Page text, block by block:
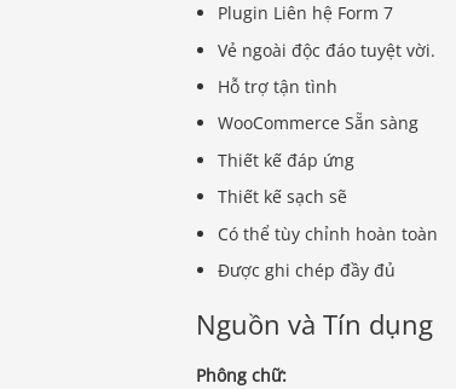
Plugin Liên hệ Form 7
Vẻ ngoài độc đáo tuyệt vời.
Hỗ trợ tận tình
WooCommerce Sẵn sàng
Thiết kế đáp ứng
Thiết kế sạch sẽ
Có thể tùy chỉnh hoàn toàn
Được ghi chép đầy đủ
Nguồn và Tín dụng
Phông chữ: